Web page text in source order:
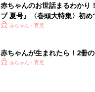
赤ちゃんのお世話まるわかり
ブ 夏号』〈巻頭大特集〉初
く！ おっぱい・ミルクの基本
赤ちゃん・育児
赤ちゃんが生まれたら！2冊の
赤ちゃん・育児